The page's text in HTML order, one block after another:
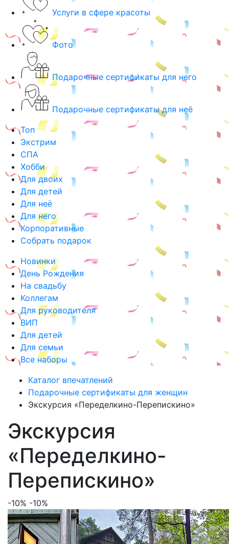
Услуги в сфере красоты
Фото
Подарочные сертификаты для него
Подарочные сертификаты для неё
Топ
Экстрим
СПА
Хобби
Для двоих
Для детей
Для неё
Для него
Корпоративные
Собрать подарок
Новинки
День Рождения
На свадьбу
Коллегам
Для руководителя
ВИП
Для детей
Для семьи
Все наборы
Каталог впечатлений
Подарочные сертификаты для женщин
Экскурсия «Переделкино-Перепискино»
Экскурсия
«Переделкино-
Перепискино»
-10% -10%